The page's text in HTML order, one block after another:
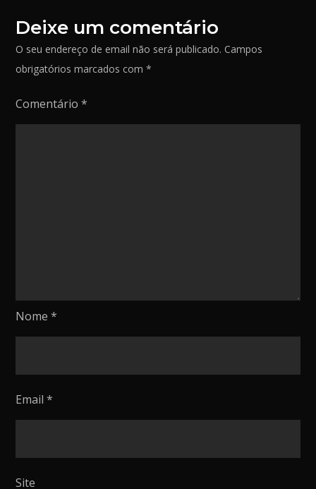
Deixe um comentário
O seu endereço de email não será publicado. Campos
obrigatórios marcados com*
Comentário*
Nome*
Email*
Site